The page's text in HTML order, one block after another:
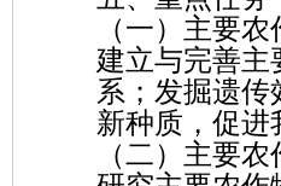
（一）主要
建立与完善主
系；发掘遗
新种质，促进
（二）主要